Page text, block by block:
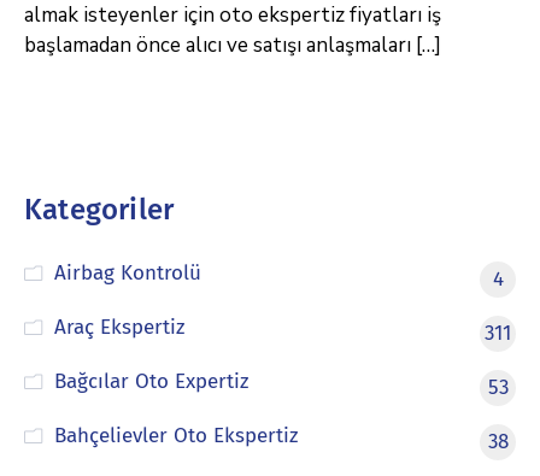
almak isteyenler için oto ekspertiz fiyatları iş
başlamadan önce alıcı ve satışı anlaşmaları […]
Kategoriler
Airbag Kontrolü
4
Araç Ekspertiz
311
Bağcılar Oto Expertiz
53
Bahçelievler Oto Ekspertiz
38